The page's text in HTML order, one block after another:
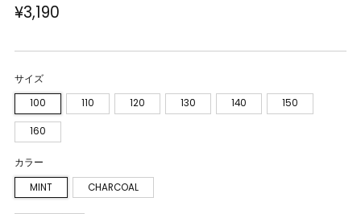
¥3,190
サイズ
100 110 120 130 140 150
160
カラー
MINT CHARCOAL